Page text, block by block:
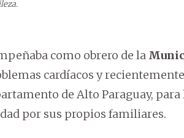
como obrero de la
cardíacos y
de Alto Paraguay,
por sus propios familiares.